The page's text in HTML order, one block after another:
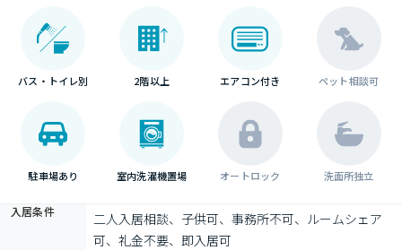
バス・トイレ別 2階以上 エアコン付き ペット相談可
駐車場あり 室内洗濯機置場 オートロック 洗面所独立
入居条件
二人入居相談、子供可、事務所不可、ルームシェア
可、礼金不要、即入居可